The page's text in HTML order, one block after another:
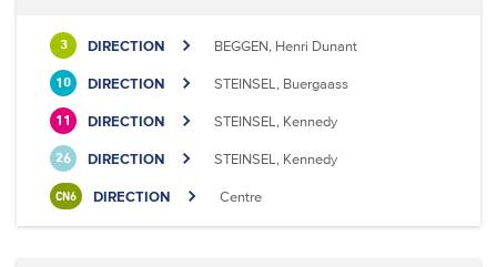
3 DIRECTION BEGGEN, Henri Dunant
10 DIRECTION STEINSEL, Buergaass
11 DIRECTION STEINSEL, Kennedy
26 DIRECTION STEINSEL, Kennedy
CN6 DIRECTION Centre